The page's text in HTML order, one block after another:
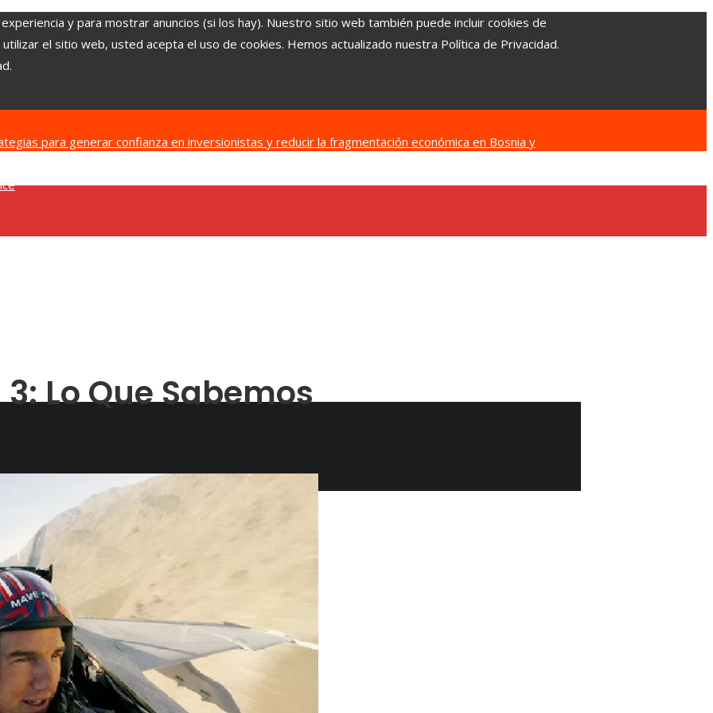
y para mostrar anuncios (si los hay). Nuestro sitio web también puede incluir cookies de
el sitio web, usted acepta el uso de cookies. Hemos actualizado nuestra Política de Privacidad.
para generar confianza en inversionistas y reducir la fragmentación económica en Bosnia y
en empresas clave
Lo Que Sabemos